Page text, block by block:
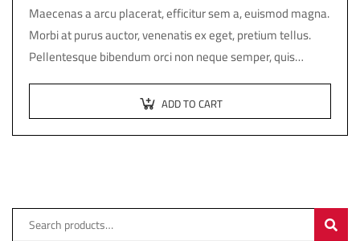
Maecenas a arcu placerat, efficitur sem a, euismod magna.
Morbi at purus auctor, venenatis ex eget, pretium tellus.
Pellentesque bibendum orci non neque semper, quis
semper nulla laoreet.
ADD TO CART